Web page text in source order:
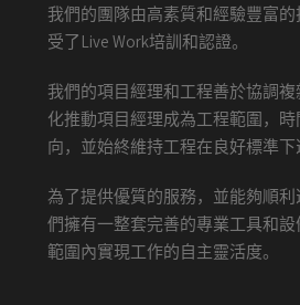
我們的團隊由高素質和經驗豐富
受了Live Work培訓和認證。
我們的項目經理和工程善於協調
化推動項目經理成為工程範圍，
向，並始終維持工程在良好標準下
為了提供優質的服務，並能夠順
們擁有一整套完善的專業工具和
範圍內實現工作的自主靈活度。